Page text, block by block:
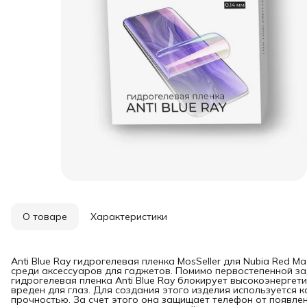
О товаре Характеристики
Anti Blue Ray гидрогелевая пленка MosSeller для Nubia Red
среди аксессуаров для гаджетов. Помимо первостепенной
гидрогелевая пленка Anti Blue Ray блокирует
вреден для глаз. Для создания этого изделия используется
прочностью. За счет этого она защищает телефон от